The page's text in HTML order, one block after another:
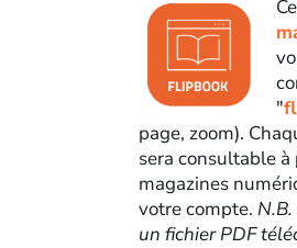
"
page, zoom).
sera consultable
magazines
votre compte.
un fichier PDF